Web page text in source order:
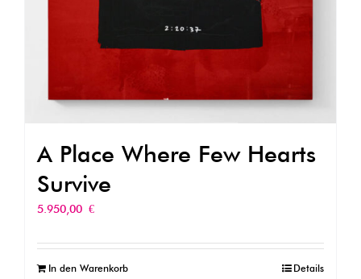
A Place Where Few Hearts
Survive
5.950,00 €
In den Warenkorb Details